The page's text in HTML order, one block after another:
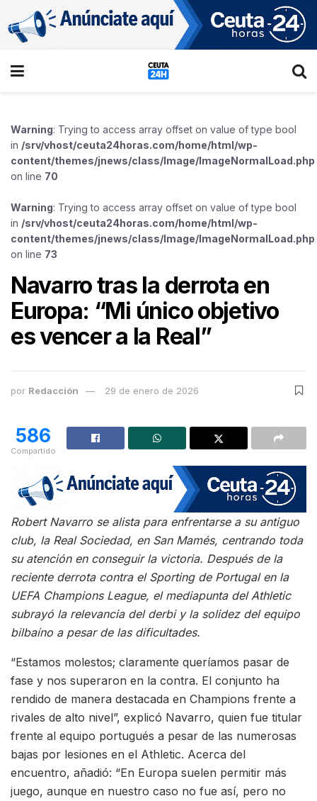
Warning: Trying to access array offset on value of type bool
in /srv/vhost/ceuta24horas.com/home/html/wp-
content/themes/jnews/class/Image/ImageNormalLoad.php
on line 70
Warning: Trying to access array offset on value of type bool
in /srv/vhost/ceuta24horas.com/home/html/wp-
content/themes/jnews/class/Image/ImageNormalLoad.php
on line 73
Navarro tras la derrota en
Europa: “Mi único objetivo
es vencer a la Real”
por Redacción 29 de enero de 2026
586
Compartido
Robert Navarro se alista para enfrentarse a su antiguo
club, la Real Sociedad, en San Mamés, centrando toda
su atención en conseguir la victoria. Después de la
reciente derrota contra el Sporting de Portugal en la
UEFA Champions League, el mediapunta del Athletic
subrayó la relevancia del derbi y la solidez del equipo
bilbaíno a pesar de las dificultades.
“Estamos molestos; claramente queríamos pasar de
fase y nos superaron en la contra. El conjunto ha
rendido de manera destacada en Champions frente a
rivales de alto nivel”, explicó Navarro, quien fue titular
frente al equipo portugués a pesar de las numerosas
bajas por lesiones en el Athletic. Acerca del
encuentro, añadió: “En Europa suelen permitir más
juego, aunque en nuestro caso no fue así, pero no